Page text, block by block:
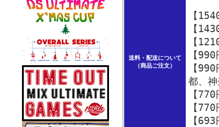
送料・配送について
（商品ご注文）
【
【
【
【
【
都、
【
【
【